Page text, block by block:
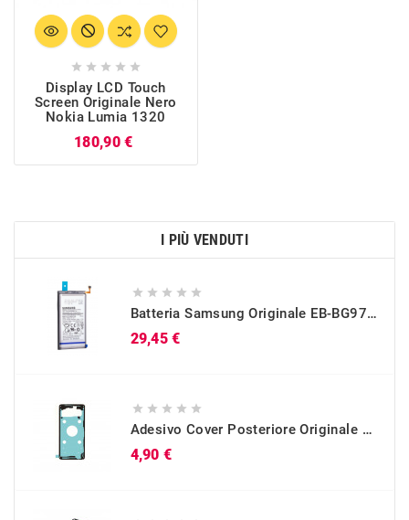
    
Display LCD Touch
Screen Originale Nero
Nokia Lumia 1320
180,90 €
I PIÙ VENDUTI
    
Batteria Samsung Originale EB-BG973ABU Per Galaxy S10 (SM-G973)
29,45 €
    
Adesivo Cover Posteriore Originale Galaxy S10 (SM-G973)
4,90 €